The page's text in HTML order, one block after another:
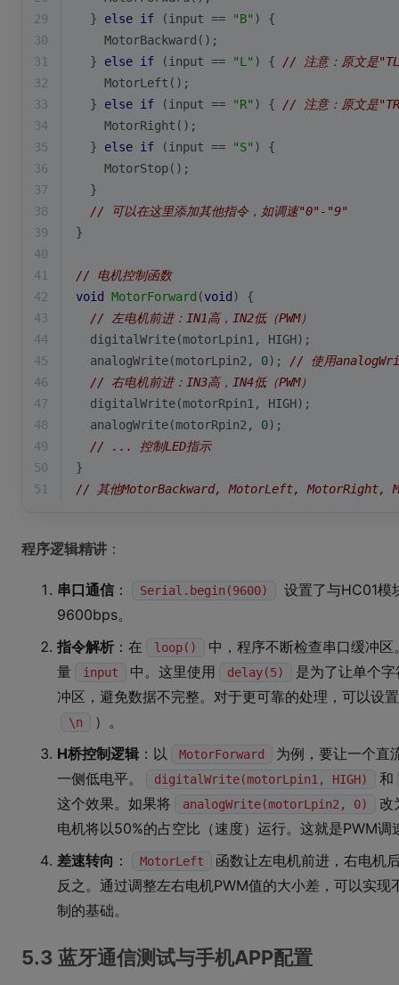
29
  }
else if (input == "B" ) {
30
MotorBackward ();
31
  }
else if (input == "L" ) { // 注意：原文是
32
MotorLeft ();
33
  }
else if (input == "R" ) { // 注意：原文是
34
MotorRight ();
35
  }
else if (input == "S" ) {
36
MotorStop();
37
  }
38
// 可以在这里添加其他指令，如调速"0"-"9"
39
}
40
41
// 电机控制函数
42
void MotorForward (void )
{
43
// 左电机前进：IN1高，IN2低（PWM）
44
digitalWrite(motorLpin1, HIGH);
45
analogWrite(motorLpin2, 0); // 使用
46
// 右电机前进：IN3高，IN4低（PWM）
47
digitalWrite(motorRpin1, HIGH);
48
analogWrite(motorRpin2, 0);
49
// ... 控制LED指示
50
}
51
// 其他MotorBackward, MotorLeft, MotorRight,
程序逻辑精讲 ：
串口通信 ： Serial.begin(9600)
设置了与HC01模
9600bps。
指令解析 ：在 loop()
中，程序不断检查串口缓冲
量
input 中。这里使用 delay(5)
是为了让单个
冲区，避免数据不完整。对于更可靠的处理，可以设
\n
）。
H桥控制逻辑 ：以 MotorForward
为例，要让一个直
一侧低电平。
digitalWrite(motorLpin1, HIGH)
和
这个效果。如果将
analogWrite(motorLpin2, 0)
改
电机将以50%的占空比（速度）运行。这就是PWM调
差速转向 ： MotorLeft
函数让左电机前进，右电机
反之。通过调整左右电机PWM值的大小差，可以实
制的基础。
5.3 蓝牙通信测试与手机APP配置